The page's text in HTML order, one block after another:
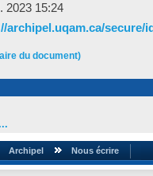
2023 15:24
archipel.uqam.ca/secure/
du document)
Archipel Nous écrire